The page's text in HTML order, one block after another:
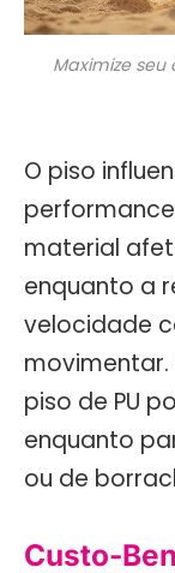
Maximize
O piso
material
enquanto a
velocidade
piso de PU
enquanto
ou de
Custo-